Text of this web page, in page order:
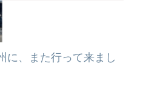
に、また行って来まし